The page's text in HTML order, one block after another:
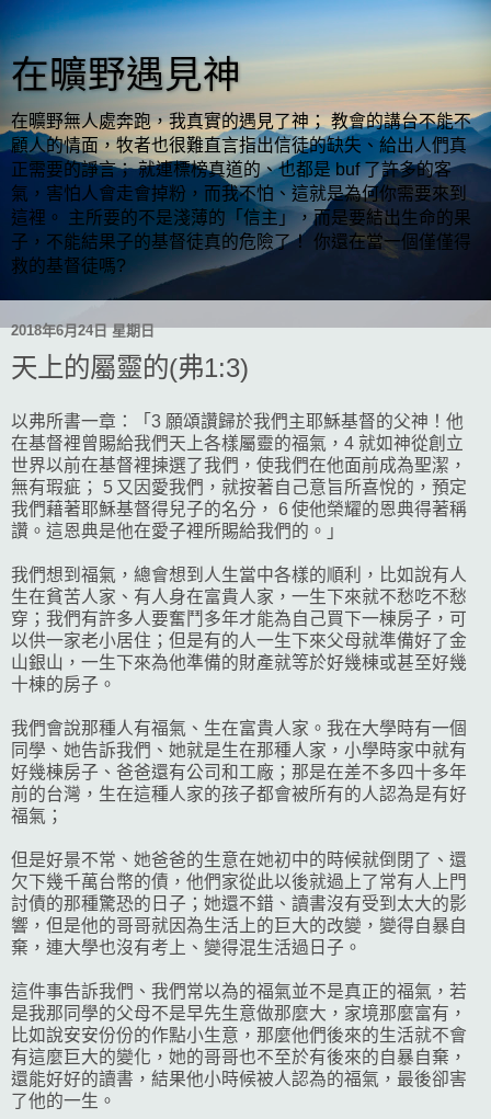
在曠野遇見神
在曠野無人處奔跑，我真實的遇見了神； 教會的講台不能不
顧人的情面，牧者也很難直言指出信徒的缺失、給出人們真
正需要的諍言； 就連標榜真道的、也都是 buf 了許多的客
氣，害怕人會走會掉粉，而我不怕、這就是為何你需要來到
這裡。 主所要的不是淺薄的「信主」，而是要結出生命的果
子，不能結果子的基督徒真的危險了！ 你還在當一個僅僅得
救的基督徒嗎?
2018年6月24日 星期日
天上的屬靈的(弗1:3)
以弗所書一章：「3 願頌讚歸於我們主耶穌基督的父神！他
在基督裡曾賜給我們天上各樣屬靈的福氣，4 就如神從創立
世界以前在基督裡揀選了我們，使我們在他面前成為聖潔，
無有瑕疵； 5 又因愛我們，就按著自己意旨所喜悅的，預定
我們藉著耶穌基督得兒子的名分， 6 使他榮耀的恩典得著稱
讚。這恩典是他在愛子裡所賜給我們的。」
我們想到福氣，總會想到人生當中各樣的順利，比如說有人
生在貧苦人家、有人身在富貴人家，一生下來就不愁吃不愁
穿；我們有許多人要奮鬥多年才能為自己買下一棟房子，可
以供一家老小居住；但是有的人一生下來父母就準備好了金
山銀山，一生下來為他準備的財產就等於好幾棟或甚至好幾
十棟的房子。
我們會說那種人有福氣、生在富貴人家。我在大學時有一個
同學、她告訴我們、她就是生在那種人家，小學時家中就有
好幾棟房子、爸爸還有公司和工廠；那是在差不多四十多年
前的台灣，生在這種人家的孩子都會被所有的人認為是有好
福氣；
但是好景不常、她爸爸的生意在她初中的時候就倒閉了、還
欠下幾千萬台幣的債，他們家從此以後就過上了常有人上門
討債的那種驚恐的日子；她還不錯、讀書沒有受到太大的影
響，但是他的哥哥就因為生活上的巨大的改變，變得自暴自
棄，連大學也沒有考上、變得混生活過日子。
這件事告訴我們、我們常以為的福氣並不是真正的福氣，若
是我那同學的父母不是早先生意做那麼大，家境那麼富有，
比如說安安份份的作點小生意，那麼他們後來的生活就不會
有這麼巨大的變化，她的哥哥也不至於有後來的自暴自棄，
還能好好的讀書，結果他小時候被人認為的福氣，最後卻害
了他的一生。